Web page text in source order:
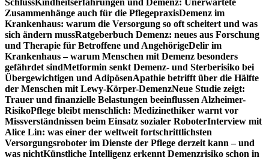
SchlussKindheitserfahrungen und Demenz: Unerwartete
Zusammenhänge auch für die PflegepraxisDemenz im
Krankenhaus: warum die Versorgung so oft scheitert und was
sich ändern mussRatgeberbuch Demenz: neues aus Forschung
und Therapie für Betroffene und AngehörigeDelir im
Krankenhaus – warum Menschen mit Demenz besonders
gefährdet sindMetformin senkt Demenz- und Sterberisiko bei
Übergewichtigen und AdipösenApathie betrifft über die Hälfte
der Menschen mit Lewy-Körper-DemenzNeue Studie zeigt:
Trauer und finanzielle Belastungen beeinflussen Alzheimer-
RisikoPflege bleibt menschlich: Medizinethiker warnt vor
Missverständnissen beim Einsatz sozialer RoboterInterview mit
Alice Lin: was einer der weltweit fortschrittlichsten
Versorgungsroboter im Dienste der Pflege derzeit kann – und
was nichtKünstliche Intelligenz erkennt Demenzrisiko schon in